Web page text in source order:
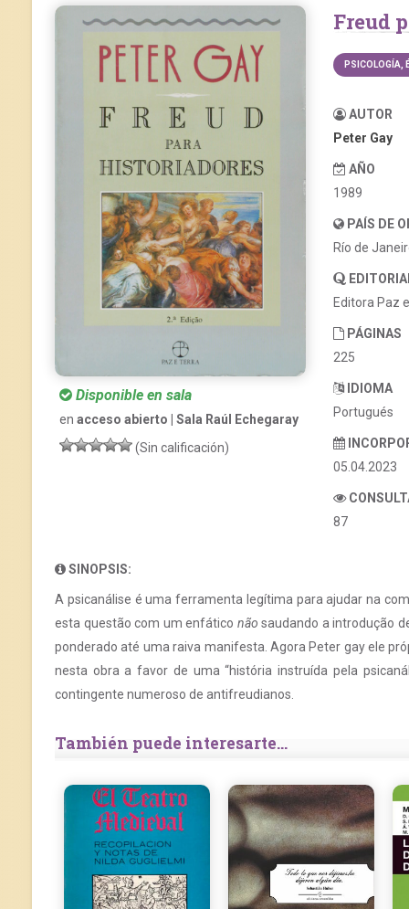
Disponible en sala
en acceso abierto | Sala Raúl Echegaray
(Sin calificación)
Freud
PSICOLOGÍA,
AUTOR
Peter Gay
AÑO
1989
PAÍS DE
Río de
Editora Paz
PÁGINAS
225
IDIOMA
Portugués
05.04.2023
87
SINOPSIS:
A psicanálise é uma ferramenta legítima para ajudar na
esta questão com um enfático não saudando a introdução
ponderado até uma raiva manifesta. Agora Peter gay ele
nesta obra a favor de uma “história instruída pela
contingente numeroso de antifreudianos.
También puede interesarte...